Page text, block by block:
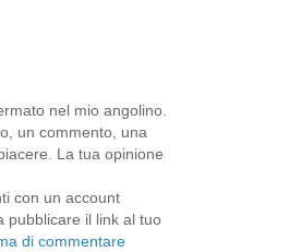
nel mio angolino.
un commento, una
La tua opinione
con un account
pubblicare il link al tuo
di commentare